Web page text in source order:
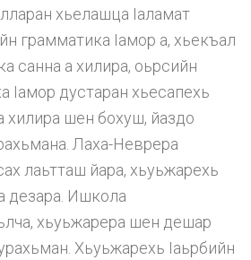
хьелашца Iаламат
грамматика Iамор а, хьекъал
санна а хилира, оьрсийн
Iамор дустаран хьесапехь
шен бохуш, йаздо
Лаха-Неврера
лаьтташ йара, хьуьжарехь
дезара. Ишкола
хьуьжарера шен дешар
Хьуьжарехь Iаьрбийн